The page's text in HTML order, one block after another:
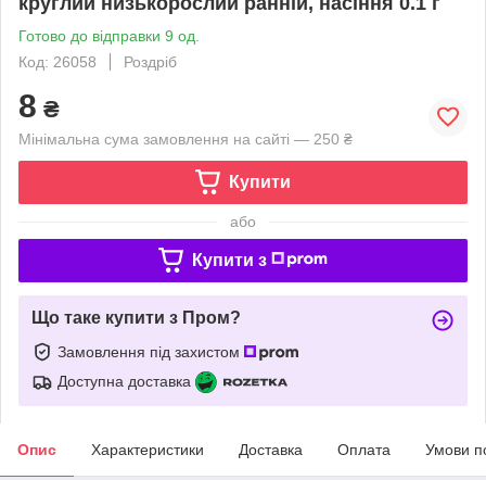
Готово до відправки 9 од.
Код: 26058
Роздріб
8 ₴
Мінімальна сума замовлення на сайті — 250 ₴
Купити
або
Купити з
Що таке купити з Пром?
Замовлення під захистом
Доступна доставка
Опис Характеристики Доставка Оплата Умови